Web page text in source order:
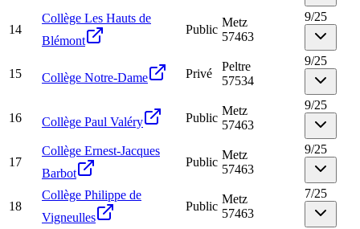
14
Collège Les Hauts de
Blémont
Public
Metz
57463
9/25
15 Collège Notre-Dame Privé
Peltre
57534
9/25
16 Collège Paul Valéry Public
Metz
57463
9/25
17
Collège Ernest-Jacques
Barbot
Public
Metz
57463
9/25
18
Collège Philippe de
Vigneulles
Public
Metz
57463
7/25